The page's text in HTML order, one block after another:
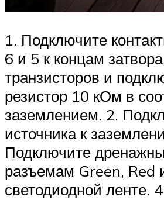
1. Подключите
6 и 5 к концам
транзисторов и
резистор 10 кОм в
заземлением. 2.
источника к
Подключите
разъемам Green, Red
светодиодной ленте. 4